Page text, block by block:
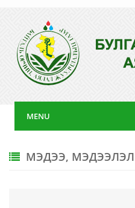
MENU
МЭДЭЭ, МЭДЭЭЛЭЛ